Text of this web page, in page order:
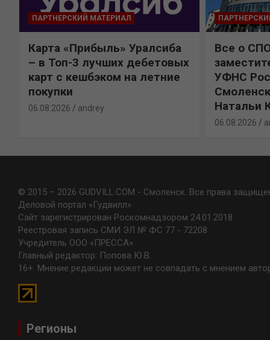
ПАРТНЕРСКИЙ МАТЕРИАЛ
Карта «Прибыль» Уралсиба
– в Топ-3 лучших дебетовых
карт с кешбэком на летние
покупки
06.08.2026 andrey
Все о
УФНС
Натальи
06.08.2026
© 2015 – 2026 GUDVILL.COM - Смоленск. Все права
Деловой портал «Гудвилл»
Сайт зарегистрирован Роскомнадзором 24.01.2018
Реестровая запись СМИ ЭЛ № ФС 77 - 72208
Учредитель ООО «ПРЕССА»
Главный редактор: Попова Ю.В.
16+. Мнение редакции может не совпадать с мнением
Регионы